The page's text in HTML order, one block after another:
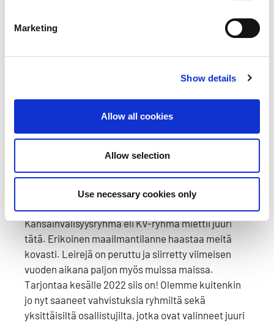
Marketing
Show details
Allow all cookies
Allow selection
Use necessary cookies only
on, että Kajo olisi juuri se leiri, josta partioon
tutustuja saa kipinän hakeutua oman alueensa
lippukuntaan. Käännöksiä tukemaan on pestattu ja
käännöksissä tehdään korkeakouluyhteistyötä
sekä yritysyhteistyötä. Olisiko sinusta Kajon
ruotsinkieliseksi kääntäjäksi? Tsekkaa pestihaku
täältä
ja tule mukaan porukkaan!
100 erilaista kansainvälistä kohtaamista Kajolla!
Mitä kansainvälinen kohtaaminen voisi sinun
leirikokemuksessasi tarkoittaa?
Kansainvälisyysryhmä eli KV-ryhmä miettii juuri
tätä. Erikoinen maailmantilanne haastaa meitä
kovasti. Leirejä on peruttu ja siirretty viimeisen
vuoden aikana paljon myös muissa maissa.
Tarjontaa kesälle 2022 siis on! Olemme kuitenkin
jo nyt saaneet vahvistuksia ryhmiltä sekä
yksittäisiltä osallistujilta, jotka ovat valinneet juuri